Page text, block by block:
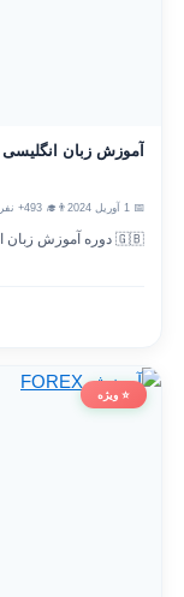
آموزش زبان انگلیسی
👨‍🎓 493+ نفر
🇬🇧 دوره آموزش زبان انگلیسی آموزشگاه نقدی با مجوز رسمی از وزارت...
⭐ ویژه